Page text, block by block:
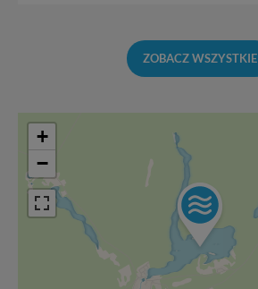
ZOBACZ WSZYSTKIE
+
−